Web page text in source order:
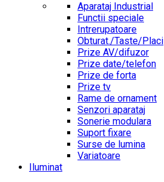
Aparataj Industrial
Functii speciale
Intrerupatoare
Obturat./Taste/Placi
Prize AV/difuzor
Prize date/telefon
Prize de forta
Prize tv
Rame de ornament
Senzori aparataj
Sonerie modulara
Suport fixare
Surse de lumina
Variatoare
Iluminat